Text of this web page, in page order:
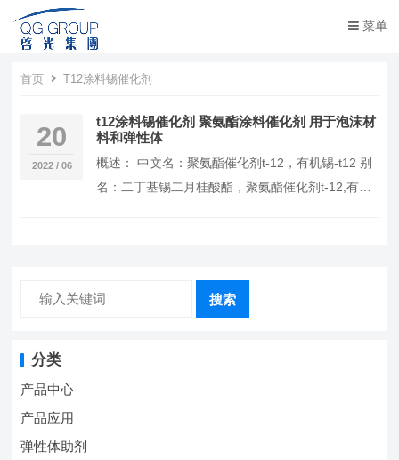
菜单
首页 T12涂料锡催化剂
20
2022 / 06
t12涂料锡催化剂 聚氨酯涂料催化剂 用于泡沫材
料和弹性体
概述： 中文名：聚氨酯催化剂t-12，有机锡-t12 别
名：二丁基锡二月桂酸酯，聚氨酯催化剂t-12,有机
搜索
分类
产品中心
产品应用
弹性体助剂